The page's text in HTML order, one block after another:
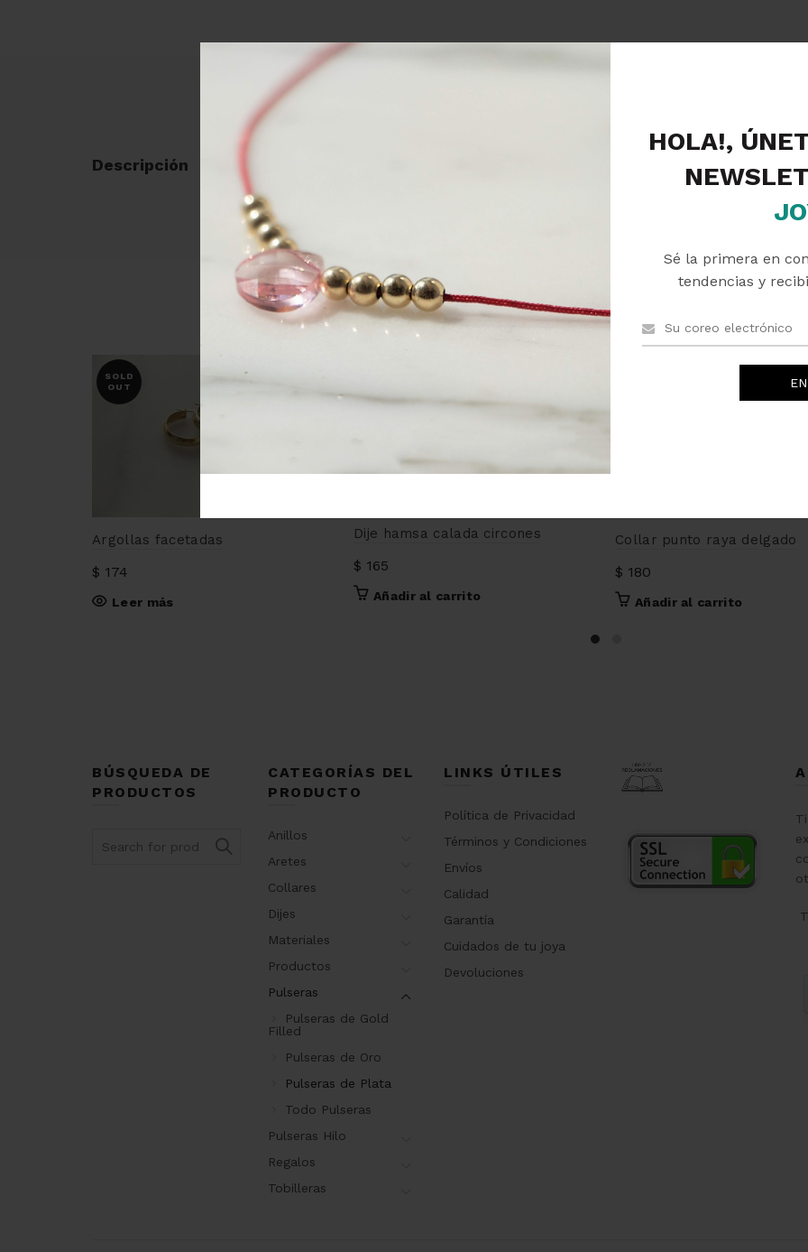
HOLA!,
Sé la primera en
tendencias y
Descripción
PRODUCTOS RELACIONADOS
SOLD
OUT
Argollas facetadas
$ 174
Leer más
Dije hamsa calada circones
$ 165
Añadir al carrito
Collar punto raya delgado
$ 180
Añadir al carrito
BÚSQUEDA DE
PRODUCTOS
CATEGORÍAS DEL
PRODUCTO
Anillos
Aretes
Collares
Dijes
Materiales
Productos
Pulseras
Pulseras de Gold
Filled
Pulseras de Oro
Pulseras de Plata
Todo Pulseras
Pulseras Hilo
Regalos
Tobilleras
LINKS ÚTILES
Política de Privacidad
Términos y Condiciones
Envíos
Calidad
Garantía
Cuidados de tu joya
Devoluciones